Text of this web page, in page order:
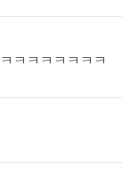
ㅋㅋㅋㅋㅋㅋㅋ